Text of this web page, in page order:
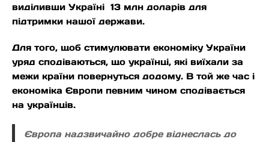
виділивши Україні 13 млн доларів для
підтримки нашої держави.
Для того, щоб стимулювати економіку України
уряд сподіваються, що українці, які виїхали за
межи країни повернуться додому. В той же час і
економіка Європи певним чином сподівається
на українців.
Європа надзвичайно добре віднеслась до